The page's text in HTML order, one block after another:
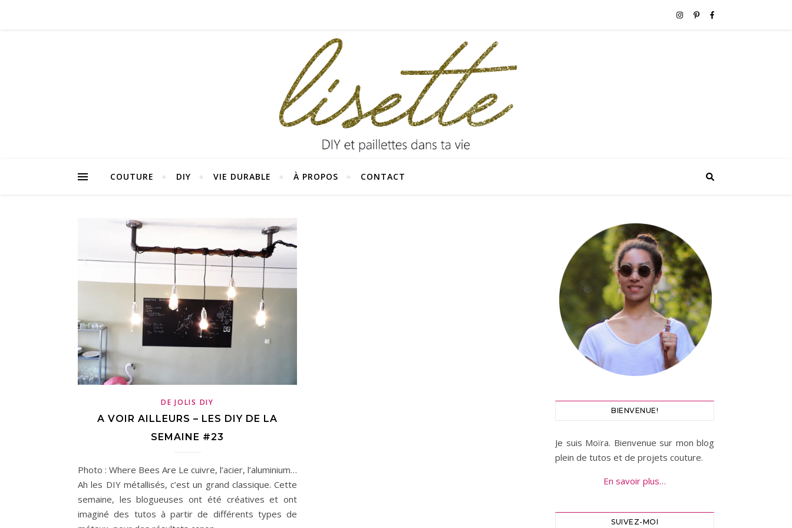
COUTURE DIY VIE DURABLE À PROPOS CONTACT
DE JOLIS DIY
A VOIR AILLEURS – LES DIY DE LA
SEMAINE #23
Photo : Where Bees Are Le cuivre, l’acier, l’aluminium…
Ah les DIY métallisés, c’est un grand classique. Cette
semaine, les blogueuses ont été créatives et ont
imaginé des tutos à partir de différents types de
BIENVENUE!
Je suis Moïra. Bienvenue sur mon blog
plein de tutos et de projets couture.
En savoir plus…
SUIVEZ-MOI